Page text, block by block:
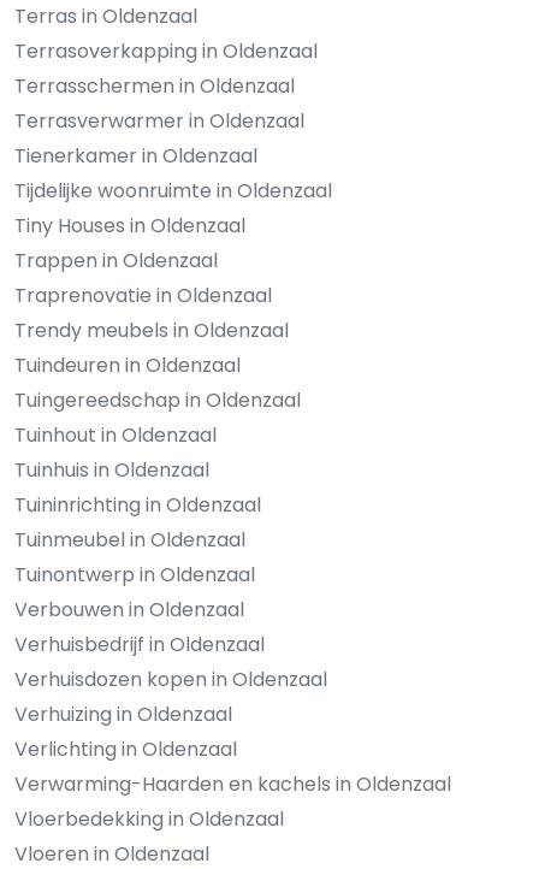
Terras in Oldenzaal
Terrasoverkapping in Oldenzaal
Terrasschermen in Oldenzaal
Terrasverwarmer in Oldenzaal
Tienerkamer in Oldenzaal
Tijdelijke woonruimte in Oldenzaal
Tiny Houses in Oldenzaal
Trappen in Oldenzaal
Traprenovatie in Oldenzaal
Trendy meubels in Oldenzaal
Tuindeuren in Oldenzaal
Tuingereedschap in Oldenzaal
Tuinhout in Oldenzaal
Tuinhuis in Oldenzaal
Tuininrichting in Oldenzaal
Tuinmeubel in Oldenzaal
Tuinontwerp in Oldenzaal
Verbouwen in Oldenzaal
Verhuisbedrijf in Oldenzaal
Verhuisdozen kopen in Oldenzaal
Verhuizing in Oldenzaal
Verlichting in Oldenzaal
Verwarming-Haarden en kachels in Oldenzaal
Vloerbedekking in Oldenzaal
Vloeren in Oldenzaal